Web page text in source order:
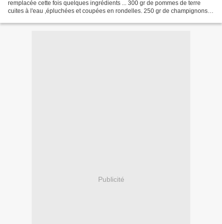
remplacée cette fois quelques ingrédients ... 300 gr de pommes de terre
cuites à l'eau ,épluchées et coupées en rondelles. 250 gr de champignons
Publicité